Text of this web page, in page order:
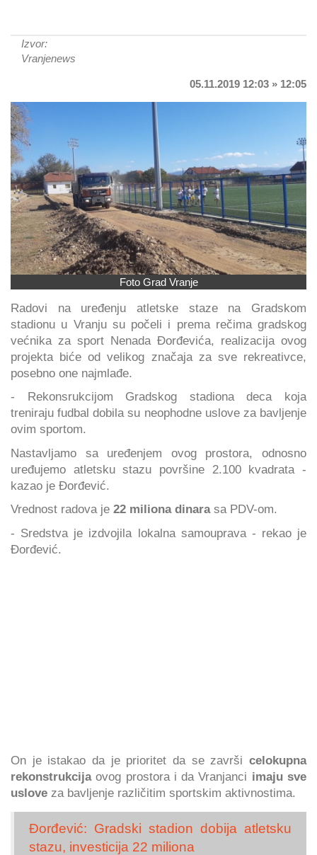
Izvor:
Vranjenews
05.11.2019 12:03 » 12:05
Foto Grad Vranje
Radovi na uređenju atletske staze na Gradskom
stadionu u Vranju su počeli i prema rečima gradskog
većnika za sport Nenada Đorđevića, realizacija ovog
projekta biće od velikog značaja za sve rekreativce,
posebno one najmlađe.
- Rekonsrukcijom Gradskog stadiona deca koja
treniraju fudbal dobila su neophodne uslove za bavljenje
ovim sportom.
Nastavljamo sa uređenjem ovog prostora, odnosno
uređujemo atletsku stazu površine 2.100 kvadrata -
kazao je Đorđević.
Vrednost radova je 22 miliona dinarasa PDV-om.
- Sredstva je izdvojila lokalna samouprava - rekao je
Đorđević.
On je istakao da je prioritet da se završi celokupna
rekonstrukcijaovog prostora i da Vranjanci imaju sve
uslove za bavljenje različitim sportskim aktivnostima.
Đorđević: Gradski stadion dobija atletsku
stazu, investicija 22 miliona